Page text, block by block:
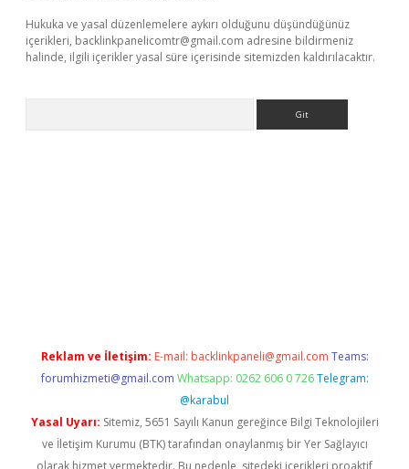
Hukuka ve yasal düzenlemelere aykırı olduğunu düşündüğünüz
içerikleri, backlinkpanelicomtr@gmail.com adresine bildirmeniz
halinde, ilgili içerikler yasal süre içerisinde sitemizden kaldırılacaktır.
Reklam ve İletişim: E-mail: backlinkpaneli@gmail.com Teams:
forumhizmeti@gmail.com Whatsapp: 0262 606 0 726 Telegram:
@karabul
Yasal Uyarı: Sitemiz, 5651 Sayılı Kanun gereğince Bilgi Teknolojileri
ve İletişim Kurumu (BTK) tarafından onaylanmış bir Yer Sağlayıcı
olarak hizmet vermektedir. Bu nedenle, sitedeki içerikleri proaktif